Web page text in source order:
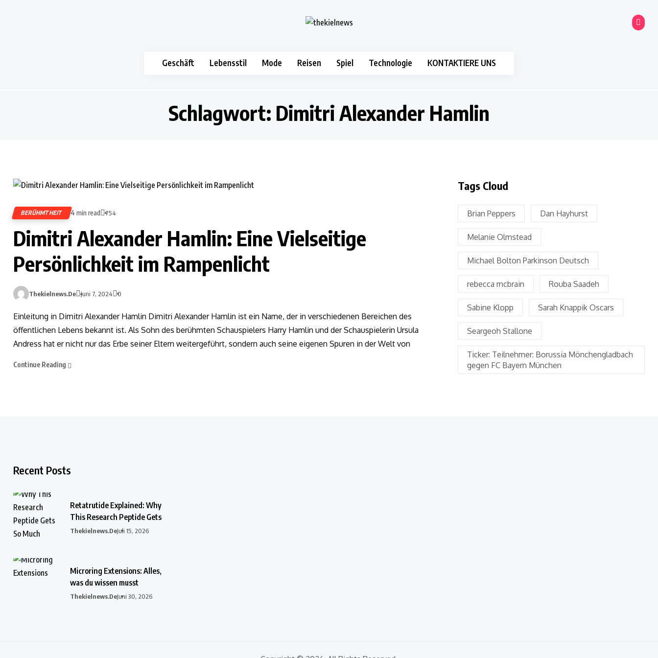
Geschäft Lebensstil Mode Reisen Spiel Technologie KONTAKTIERE UNS
Schlagwort: Dimitri Alexander Hamlin
BERÜHMTHEIT 4 min read 754
Dimitri Alexander Hamlin: Eine Vielseitige
Persönlichkeit im Rampenlicht
Thekielnews.de Juni 7, 2024 0
Einleitung in Dimitri Alexander Hamlin Dimitri Alexander Hamlin ist ein Name, der in verschiedenen Bereichen des
öffentlichen Lebens bekannt ist. Als Sohn des berühmten Schauspielers Harry Hamlin und der Schauspielerin Ursula
Andress hat er nicht nur das Erbe seiner Eltern weitergeführt, sondern auch seine eigenen Spuren in der Welt von
Continue Reading
Tags Cloud
Brian Peppers Dan Hayhurst
Melanie Olmstead
Michael Bolton Parkinson Deutsch
rebecca mcbrain Rouba Saadeh
Sabine Klopp Sarah Knappik Oscars
Seargeoh Stallone
Ticker: Teilnehmer: Borussia Mönchengladbach
gegen FC Bayern München
Recent Posts
Retatrutide Explained: Why
This Research Peptide Gets
Thekielnews.deJuli 15, 2026
Microring Extensions: Alles,
was du wissen musst
Thekielnews.deJuni 30, 2026